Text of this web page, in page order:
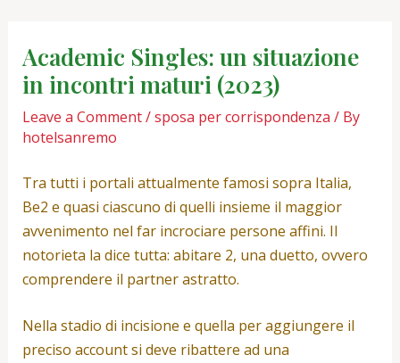
content
Academic Singles: un situazione
in incontri maturi (2023)
Leave a Comment/sposa per corrispondenza / By
hotelsanremo
Tra tutti i portali attualmente famosi sopra Italia,
Be2 e quasi ciascuno di quelli insieme il maggior
avvenimento nel far incrociare persone affini. Il
notorieta la dice tutta: abitare 2, una duetto, ovvero
comprendere il partner astratto.
Nella stadio di incisione e quella per aggiungere il
preciso account si deve ribattere ad una